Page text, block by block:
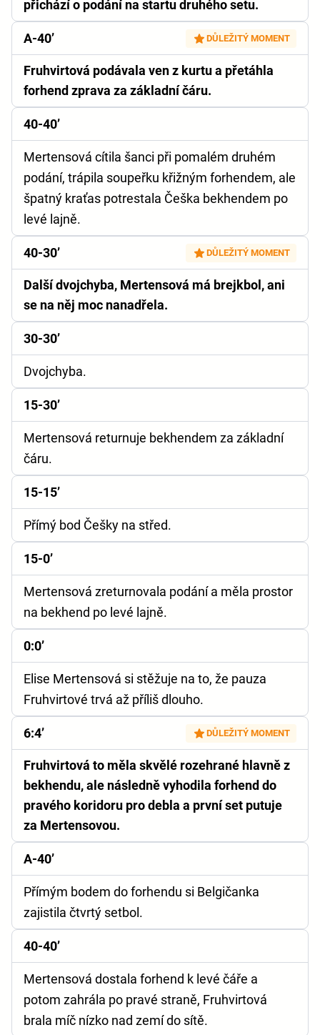
přichází o podání na startu druhého setu.
A-40’ DŮLEŽITÝ MOMENT
Fruhvirtová podávala ven z kurtu a přetáhla
forhend zprava za základní čáru.
40-40’
Mertensová cítila šanci při pomalém druhém
podání, trápila soupeřku křižným forhendem, ale
špatný kraťas potrestala Češka bekhendem po
levé lajně.
40-30’ DŮLEŽITÝ MOMENT
Další dvojchyba, Mertensová má brejkbol, ani
se na něj moc nanadřela.
30-30’
Dvojchyba.
15-30’
Mertensová returnuje bekhendem za základní
čáru.
15-15’
Přímý bod Češky na střed.
15-0’
Mertensová zreturnovala podání a měla prostor
na bekhend po levé lajně.
0:0’
Elise Mertensová si stěžuje na to, že pauza
Fruhvirtové trvá až příliš dlouho.
6:4’ DŮLEŽITÝ MOMENT
Fruhvirtová to měla skvělé rozehrané hlavně z
bekhendu, ale následně vyhodila forhend do
pravého koridoru pro debla a první set putuje
za Mertensovou.
A-40’
Přímým bodem do forhendu si Belgičanka
zajistila čtvrtý setbol.
40-40’
Mertensová dostala forhend k levé čáře a
potom zahrála po pravé straně, Fruhvirtová
brala míč nízko nad zemí do sítě.